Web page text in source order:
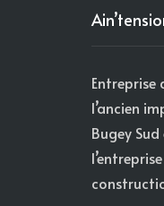
Entreprise
l’ancien
Bugey